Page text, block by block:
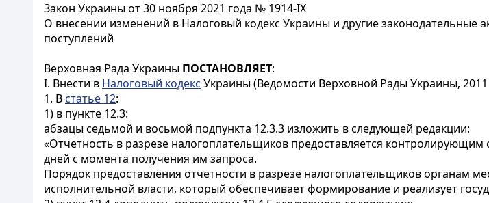
Закон Украины от 30 ноября 2021 года № 1914-IX
О внесении изменений в Налоговый кодекс Украины и другие
поступлений
Верховная Рада Украины ПОСТАНОВЛЯЕТ:
I. Внести в Налоговый кодекс Украины (Ведомости Верховной Рады Украины,
1. В статье 12:
1) в пункте 12.3:
абзацы седьмой и восьмой подпункта 12.3.3 изложить в следующей редакции:
«Отчетность в разрезе налогоплательщиков предоставляется
дней с момента получения им запроса.
Порядок предоставления отчетности в разрезе налогоплательщиков органам
исполнительной власти, который обеспечивает формирование и реализует